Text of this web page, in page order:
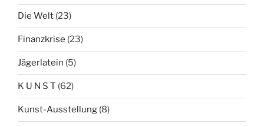
Die Welt (23)
Finanzkrise (23)
Jägerlatein (5)
K U N S T (62)
Kunst-Ausstellung (8)